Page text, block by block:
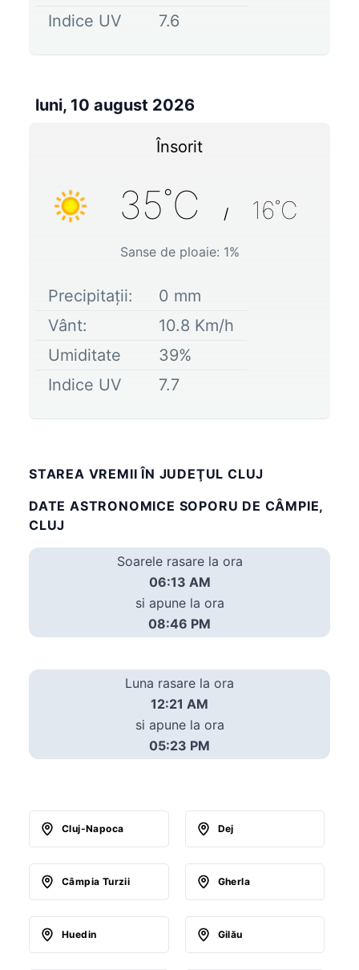
Indice UV
7.6
luni, 10 august 2026
Însorit
35˚C / 16˚C
Sanse de ploaie: 1%
Precipitații: 0 mm
Vânt:
10.8 Km/h
Umiditate
39%
Indice UV
7.7
STAREA VREMII ÎN JUDEŢUL CLUJ
DATE ASTRONOMICE SOPORU DE CÂMPIE,
CLUJ
Soarele rasare la ora
06:13 AM
si apune la ora
08:46 PM
Luna rasare la ora
12:21 AM
si apune la ora
05:23 PM
Cluj-Napoca Dej
Câmpia Turzii Gherla
Huedin Gilău